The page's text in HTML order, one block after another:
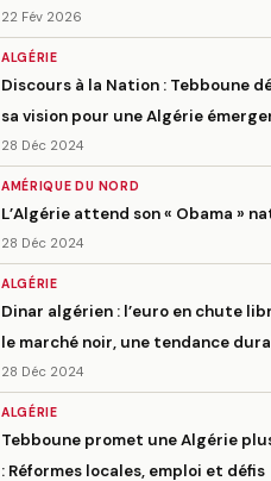
22 Fév 2026
ALGÉRIE
Discours à la Nation : Tebboune
sa vision pour une Algérie
28 Déc 2024
AMÉRIQUE DU NORD
L’Algérie attend son « Obama »
28 Déc 2024
ALGÉRIE
Dinar algérien : l’euro en chute
le marché noir, une tendance
28 Déc 2024
ALGÉRIE
Tebboune promet une Algérie
: Réformes locales, emploi et défis